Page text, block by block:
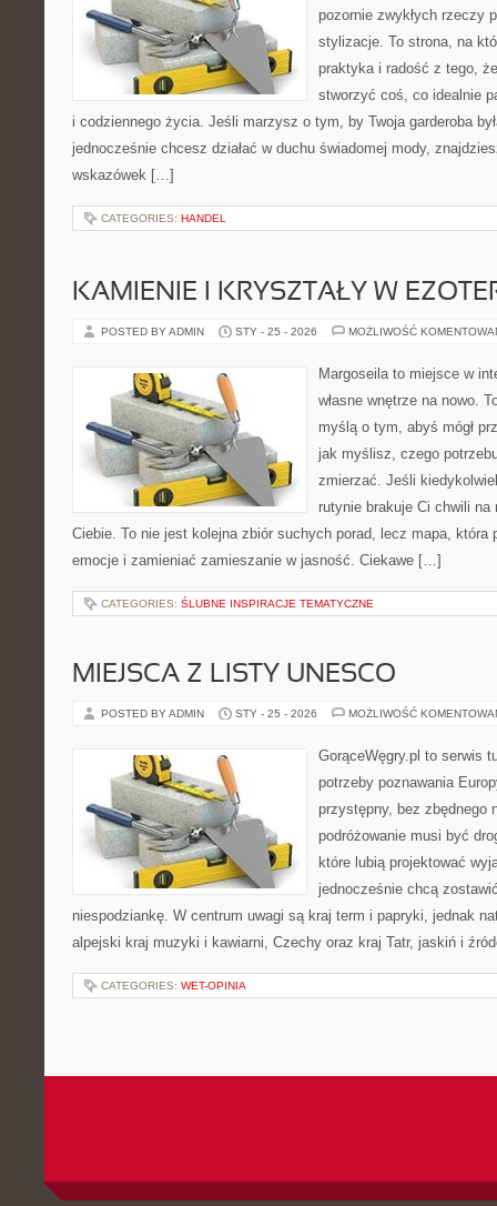
pozornie zwykłych rzeczy
stylizacje. To strona, na
praktyka i radość z tego,
stworzyć coś, co idealnie
i codziennego życia. Jeśli marzysz o tym, by Twoja garderoba
jednocześnie chcesz działać w duchu świadomej mody,
wskazówek […]
CATEGORIES: HANDEL
KAMIENIE I KRYSZTAŁY W
POSTED BY ADMIN STY - 25 - 2026 MOŻLIWOŚĆ
Margoseila to miejsce w
własne wnętrze na nowo.
myślą o tym, abyś mógł
jak myślisz, czego
zmierzać. Jeśli
rutynie brakuje Ci chwili
Ciebie. To nie jest kolejna zbiór suchych porad, lecz mapa, która
emocje i zamieniać zamieszanie w jasność. Ciekawe […]
CATEGORIES: ŚLUBNE INSPIRACJE TEMATYCZNE
MIEJSCA Z LISTY UNESCO
POSTED BY ADMIN STY - 25 - 2026 MOŻLIWOŚĆ
GorąceWęgry.pl to serwis
potrzeby poznawania
przystępny, bez zbędnego
podróżowanie musi być
które lubią projektować
jednocześnie chcą
niespodziankę. W centrum uwagi są kraj term i papryki, jednak
alpejski kraj muzyki i kawiarni, Czechy oraz kraj Tatr, jaskiń i
CATEGORIES: WET-OPINIA